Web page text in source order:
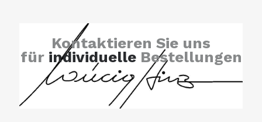
Kontaktieren Sie uns
für individuelleBestellungen